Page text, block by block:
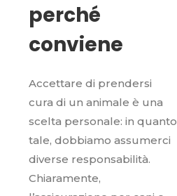
perché
conviene
Accettare di prendersi
cura di un animale è una
scelta personale: in quanto
tale, dobbiamo assumerci
diverse responsabilità.
Chiaramente,